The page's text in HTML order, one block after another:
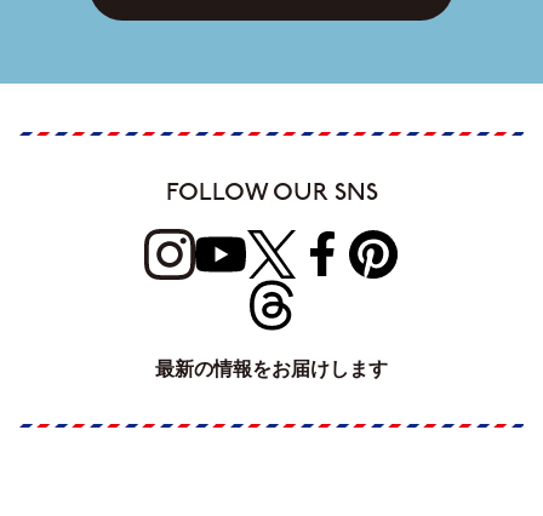
FOLLOW OUR SNS
最新の情報をお届けします